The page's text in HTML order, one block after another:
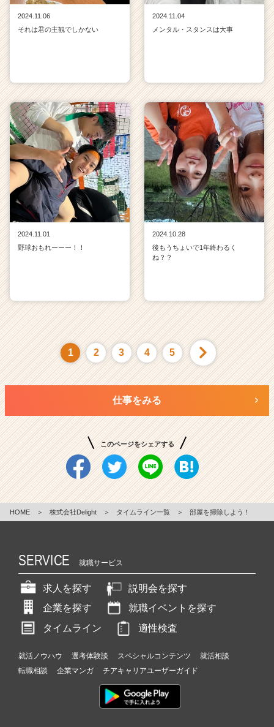
2024.11.06
それは君の主観でしかない
2024.11.04
メンタル・スタンスは大事
2024.11.01
野球おもれーーー！！
2024.10.28
後もうちょいで1年終わるく
ね？？
1 2 3 4 5
仕事をみる
このページをシェアする
HOME ＞ 株式会社Delight ＞ タイムライン一覧 ＞ 部屋を掃除しよう！
SERVICE 就職サービス
求人を探す
説明会を探す
企業を探す
就職イベントを探す
タイムライン
適性検査
就活ノウハウ 選考体験談 スペシャルコンテンツ
就活相談
転職相談
企業マンガ チアキャリアユーザーガイド